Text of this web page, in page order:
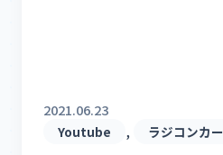
2021.06.23
Youtube , ラジコンカー